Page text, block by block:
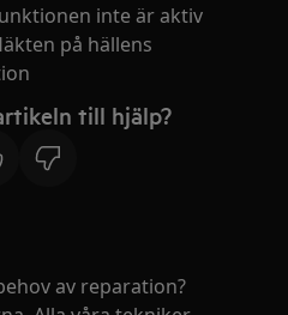
inte är aktiv
på hällens
till hjälp?
av reparation?